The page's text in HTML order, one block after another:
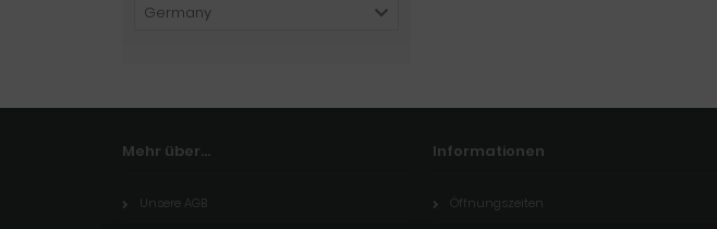
Germany
Mehr über...
Unsere AGB
Informationen
Öffnungszeiten